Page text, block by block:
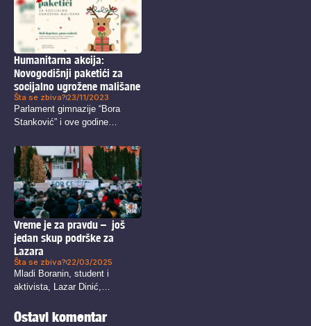
Humanitarna akcija:
Novogodišnji paketići za
socijalno ugrožene mališane
Šta se zbiva? 23/11/2023
Parlament gimnazije “Bora
Stanković” i ove godine
Vreme je za pravdu – još
jedan skup podrške za
Lazara
Šta se zbiva? 22/03/2025
Mladi Boranin, student i
aktivista, Lazar Dinić,
Ostavi komentar